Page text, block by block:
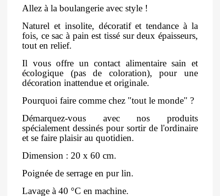
Allez à la boulangerie avec style !
Naturel et insolite, décoratif et tendance à la
fois, ce sac à pain est tissé sur deux épaisseurs,
tout en relief.
Il vous offre un contact alimentaire sain et
écologique (pas de coloration), pour une
décoration inattendue et originale.
Pourquoi faire comme chez "tout le monde" ?
Démarquez-vous avec nos produits
spécialement dessinés pour sortir de l'ordinaire
et se faire plaisir au quotidien.
Dimension : 20 x 60 cm.
Poignée de serrage en pur lin.
Lavage à 40 °C en machine.